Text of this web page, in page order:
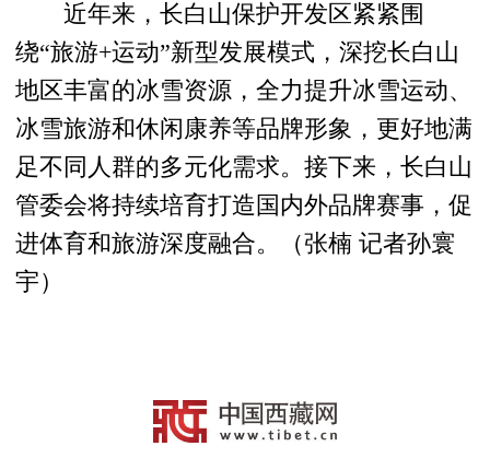
近年来，长白山保护开发区紧紧围
绕“旅游+运动”新型发展模式，深挖长白山
地区丰富的冰雪资源，全力提升冰雪运动、
冰雪旅游和休闲康养等品牌形象，更好地满
足不同人群的多元化需求。接下来，长白山
管委会将持续培育打造国内外品牌赛事，促
进体育和旅游深度融合。（张楠 记者孙寰
宇）